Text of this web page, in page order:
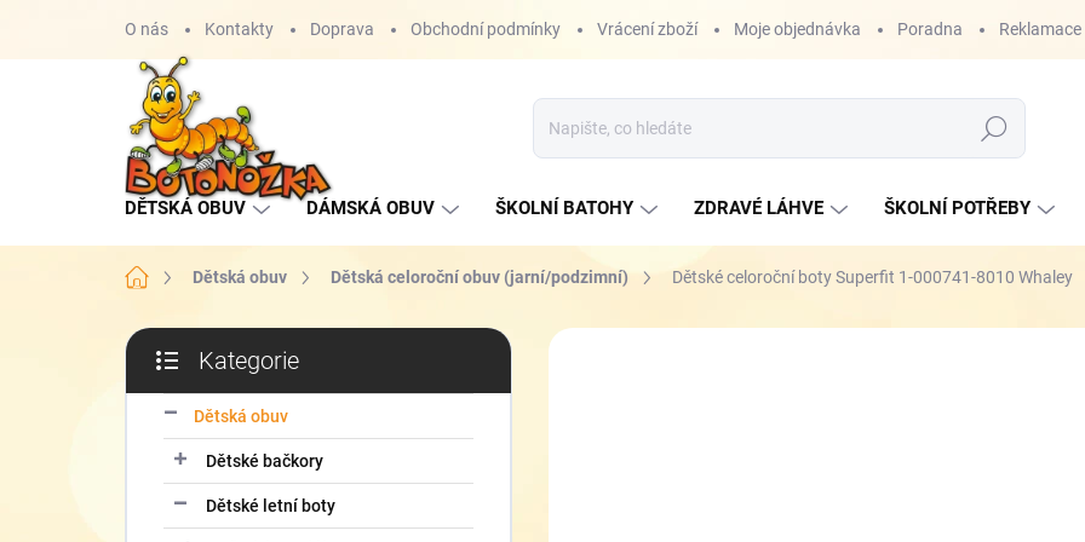
O nás Kontakty Doprava Obchodní podmínky Vrácení zboží Moje objednávka Poradna Reklamace
Hledat
DĚTSKÁ OBUV DÁMSKÁ OBUV ŠKOLNÍ BATOHY ZDRAVÉ LÁHVE ŠKOLNÍ POTŘEBY
Domů Dětská obuv Dětská celoroční obuv (jarní/podzimní) Dětské celoroční boty Superfit 1-000741-8010 Whaley
P
s
kategorie
Kategorie
Dětská obuv
Dětské bačkory
Dětské letní boty
ZNAČKA: